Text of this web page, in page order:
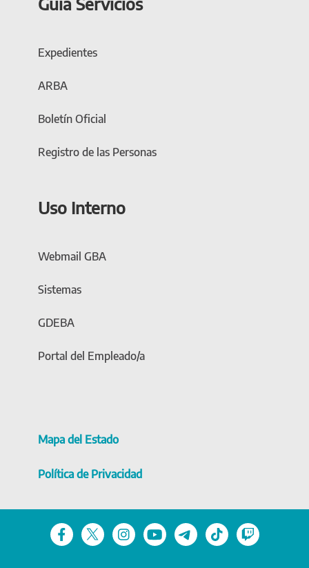
Expedientes
ARBA
Boletín Oficial
Registro de las Personas
Uso Interno
Webmail GBA
Sistemas
GDEBA
Portal del Empleado/a
Mapa del Estado
Política de Privacidad